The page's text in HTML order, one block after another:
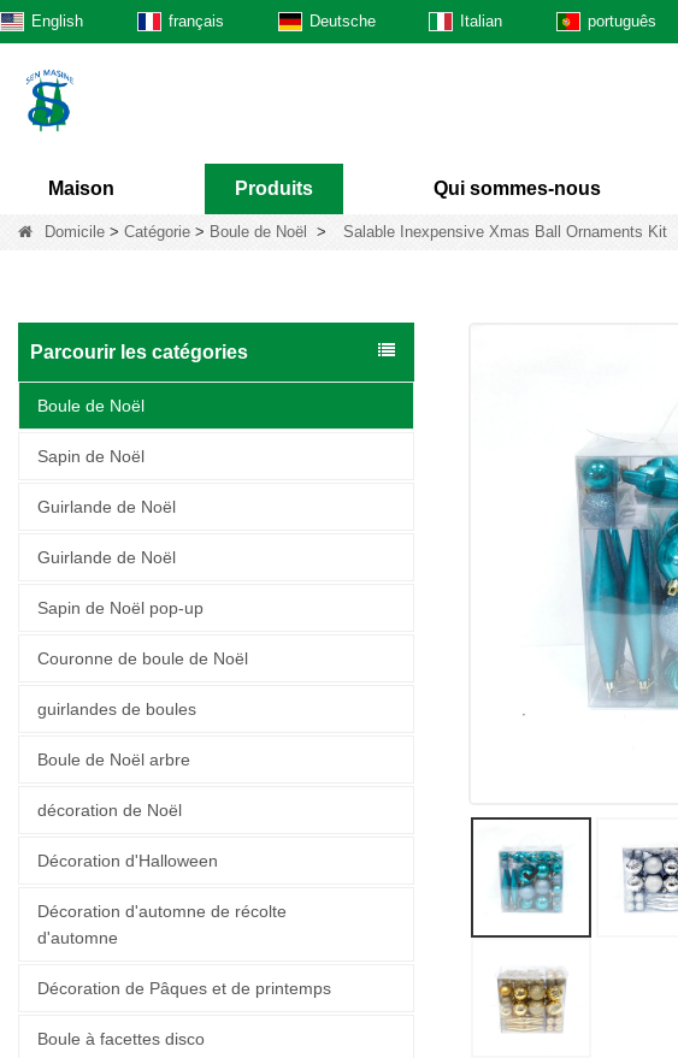
English français Deutsche Italian português
Maison Produits Qui sommes-nous
Domicile > Catégorie > Boule de Noël > Salable Inexpensive Xmas Ball Ornaments Kit
Parcourir les catégories
Boule de Noël
Sapin de Noël
Guirlande de Noël
Guirlande de Noël
Sapin de Noël pop-up
Couronne de boule de Noël
guirlandes de boules
Boule de Noël arbre
décoration de Noël
Décoration d'Halloween
Décoration d'automne de récolte
d'automne
Décoration de Pâques et de printemps
Boule à facettes disco